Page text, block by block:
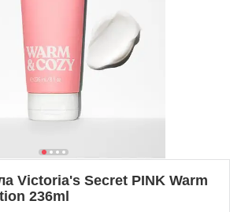
Victoria's Secret PINK Warm
236ml